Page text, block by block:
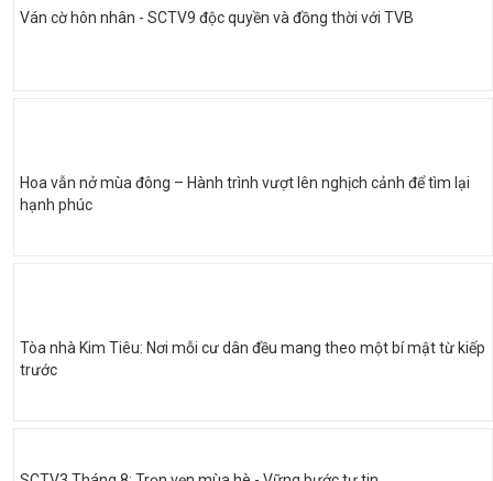
Ván cờ hôn nhân - SCTV9 độc quyền và đồng thời với TVB
Hoa vẫn nở mùa đông – Hành trình vượt lên nghịch cảnh để tìm lại
hạnh phúc
Tòa nhà Kim Tiêu: Nơi mỗi cư dân đều mang theo một bí mật từ kiếp
trước